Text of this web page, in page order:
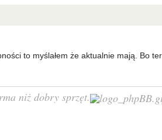
to myślałem że aktualnie mają. Bo
niż dobry sprzęt.